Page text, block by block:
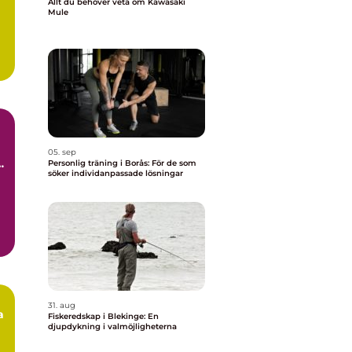
Mule
05. sep
Personlig träning i Borås: För de som
söker individanpassade lösningar
31. aug
Fiskeredskap i Blekinge: En
djupdykning i valmöjligheterna